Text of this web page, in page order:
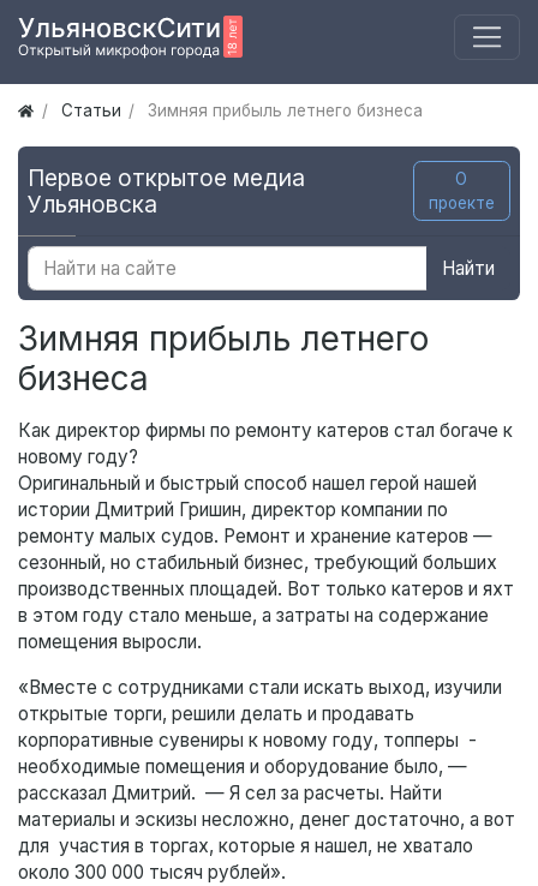
Статьи Зимняя прибыль летнего бизнеса
Первое открытое медиа
Ульяновска
О
проекте
Найти
Зимняя прибыль летнего
бизнеса
Как директор фирмы по ремонту катеров стал богаче к
новому году?
Оригинальный и быстрый способ нашел герой нашей
истории Дмитрий Гришин, директор компании по
ремонту малых судов. Ремонт и хранение катеров —
сезонный, но стабильный бизнес, требующий больших
производственных площадей. Вот только катеров и яхт
в этом году стало меньше, а затраты на содержание
помещения выросли.
«Вместе с сотрудниками стали искать выход, изучили
открытые торги, решили делать и продавать
корпоративные сувениры к новому году, топперы -
необходимые помещения и оборудование было, —
рассказал Дмитрий. — Я сел за расчеты. Найти
материалы и эскизы несложно, денег достаточно, а вот
для участия в торгах, которые я нашел, не хватало
около 300 000 тысяч рублей».